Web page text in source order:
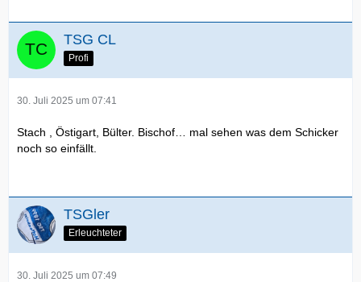
TSG CL
Profi
30. Juli 2025 um 07:41
Stach , Östigart, Bülter. Bischof… mal sehen was dem Schicker
noch so einfällt.
TSGler
Erleuchteter
30. Juli 2025 um 07:49